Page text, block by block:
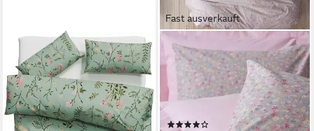
Fast ausverkauft
L'ESSENTIEL MAISON
Bettwäsche Set, Baumwolle, 2
teilig, 145 threads/inch² 100%
Baumwolle (Ranforce) 3
Größen erhältlich